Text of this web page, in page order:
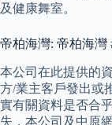
及健康舞室。
帝柏海灣: 帝柏海灣
本公司在此提供的
方/業主客戶發出或
實有關資料是否合
失，本公司及中原